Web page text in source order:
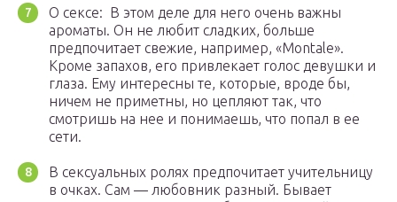
О сексе: В этом деле для него очень важны
ароматы. Он не любит сладких, больше
предпочитает свежие, например, «Montale».
Кроме запахов, его привлекает голос девушки и
глаза. Ему интересны те, которые, вроде бы,
ничем не приметны, но цепляют так, что
смотришь на нее и понимаешь, что попал в ее
сети.
В сексуальных ролях предпочитает учительницу
в очках. Сам — любовник разный. Бывает